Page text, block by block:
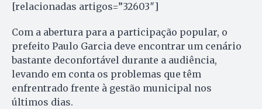
[relacionadas artigos=”32603″]
Com a abertura para a participação popular, o
prefeito Paulo Garcia deve encontrar um cenário
bastante deconfortável durante a audiência,
levando em conta os problemas que têm
enfrentrado frente à gestão municipal nos
últimos dias.